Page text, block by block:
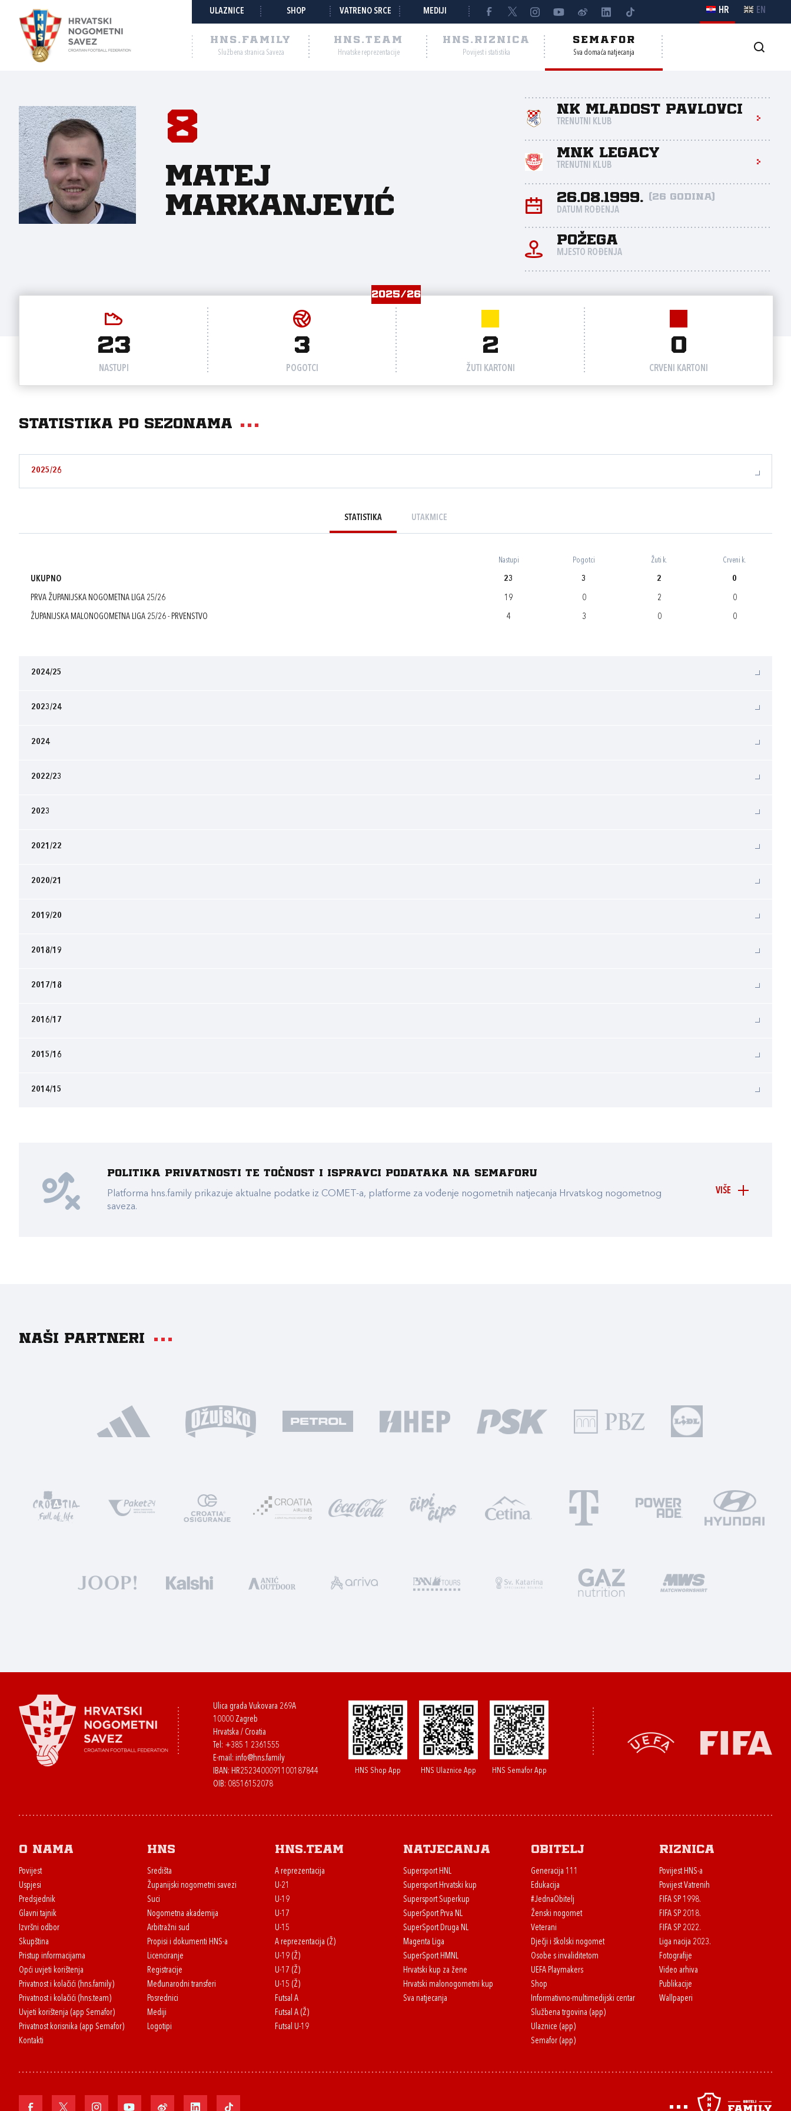
ULAZNICE SHOP VATRENO SRCE MEDIJI HR EN
HNS.FAMILY
Službena stranica Saveza
HNS.TEAM
Hrvatske reprezentacije
HNS.RIZNICA
Povijest i statistika
SEMAFOR
Sva domaća natjecanja
8
Matej
Markanjević
NK Mladost Pavlovci
TRENUTNI KLUB
MNK Legacy
TRENUTNI KLUB
26.08.1999. (26 godina)
DATUM ROĐENJA
Požega
MJESTO ROĐENJA
2025/26
23
NASTUPI
3
POGOTCI
2
ŽUTI KARTONI
0
CRVENI KARTONI
Statistika po sezonama
2025/26
STATISTIKA UTAKMICE
Nastupi Pogotci Žuti k. Crveni k.
UKUPNO 23 3 2 0
PRVA ŽUPANIJSKA NOGOMETNA LIGA 25/26 19 0 2 0
ŽUPANIJSKA MALONOGOMETNA LIGA 25/26 - PRVENSTVO 4 3 0 0
2024/25
2023/24
2024
2022/23
2023
2021/22
2020/21
2019/20
2018/19
2017/18
2016/17
2015/16
2014/15
VIŠE
Politika privatnosti te točnost i ispravci podataka na Semaforu
Platforma hns.family prikazuje aktualne podatke iz COMET-a, platforme za vođenje nogometnih natjecanja Hrvatskog nogometnog
saveza.
Naši partneri
Ulica grada Vukovara 269A
10000 Zagreb
Hrvatska / Croatia
Tel: +385 1 2361555
E-mail: info@hns.family
IBAN: HR2523400091100187844
OIB: 08516152078
HNS Shop App HNS Ulaznice App HNS Semafor App
O nama
Povijest
Uspjesi
Predsjednik
Glavni tajnik
Izvršni odbor
Skupština
Pristup informacijama
Opći uvjeti korištenja
Privatnost i kolačići (hns.family)
Privatnost i kolačići (hns.team)
Uvjeti korištenja (app Semafor)
Privatnost korisnika (app Semafor)
Kontakti
HNS
Središta
Županijski nogometni savezi
Suci
Nogometna akademija
Arbitražni sud
Propisi i dokumenti HNS-a
Licenciranje
Registracije
Međunarodni transferi
Posrednici
Mediji
Logotipi
HNS.team
A reprezentacija
U-21
U-19
U-17
U-15
A reprezentacija (Ž)
U-19 (Ž)
U-17 (Ž)
U-15 (Ž)
Futsal A
Futsal A (Ž)
Futsal U-19
Natjecanja
Supersport HNL
Supersport Hrvatski kup
Supersport Superkup
SuperSport Prva NL
SuperSport Druga NL
Magenta Liga
SuperSport HMNL
Hrvatski kup za žene
Hrvatski malonogometni kup
Sva natjecanja
Obitelj
Generacija 111
Edukacija
#JednaObitelj
Ženski nogomet
Veterani
Dječji i školski nogomet
Osobe s invaliditetom
UEFA Playmakers
Shop
Informativno-multimedijski centar
Službena trgovina (app)
Ulaznice (app)
Semafor (app)
Riznica
Povijest HNS-a
Povijest Vatrenih
FIFA SP 1998.
FIFA SP 2018.
FIFA SP 2022.
Liga nacija 2023.
Fotografije
Video arhiva
Publikacije
Wallpaperi